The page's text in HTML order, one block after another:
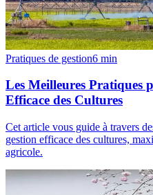
Pratiques de gestion6 min
Les Meilleures Pratiques
Efficace des Cultures
Cet article vous guide à travers
gestion efficace des cultures,
agricole.